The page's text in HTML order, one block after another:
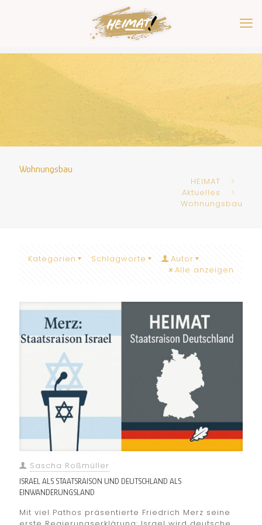
Wohnungsbau
HEIMAT
Aktuelles
Wohnungsbau
Kategorien Schlagworte
Autor
Alle anzeigen
Sascha Roßmüller
ISRAEL ALS STAATSRAISON UND DEUTSCHLAND ALS
EINWANDERUNGSLAND
Mit viel Pathos präsentierte Friedrich Merz seine